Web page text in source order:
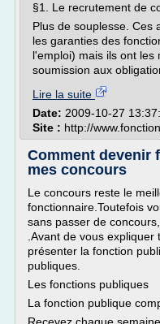
§1. Le recrutement de
Plus de souplesse. Ces
les garanties des
l'emploi) mais ils ont les
soumission aux
Lire la suite
Date: 2009-10-27
Site : http://
Comment devenir
mes concours
Le concours reste le
fonctionnaire.Toutefois
sans passer de
.Avant de vous
présenter la fonction
publiques.
Les fonctions publiques
La fonction publique